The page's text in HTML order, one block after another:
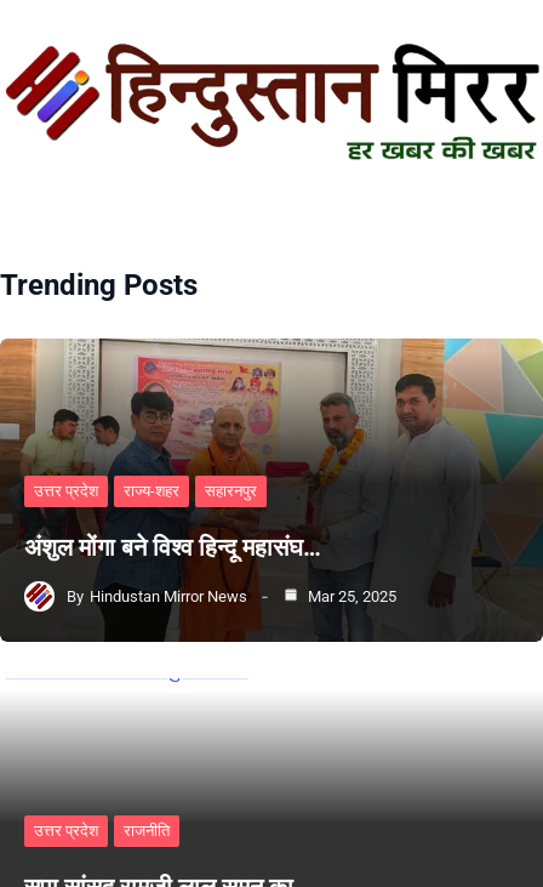
Trending Posts
उत्तर प्रदेश राज्य-शहर सहारनपुर
अंशुल मोंगा बने विश्व हिन्दू महासंघ…
By Hindustan Mirror News Mar 25, 2025
उत्तर प्रदेश राजनीति